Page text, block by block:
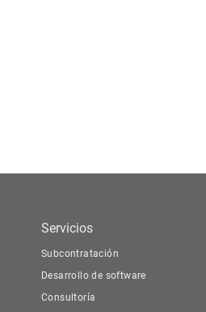
Servicios
Subcontratación
Desarrollo de software
Consultoría